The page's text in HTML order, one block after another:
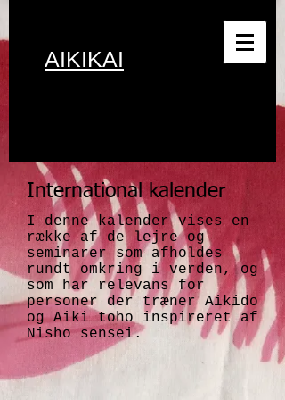
AIKIKAI
International kalender
I denne kalender vises en
række af de lejre og
seminarer som afholdes
rundt omkring i verden, og
som har relevans for
personer der træner Aikido
og Aiki toho inspireret af
Nisho sensei.